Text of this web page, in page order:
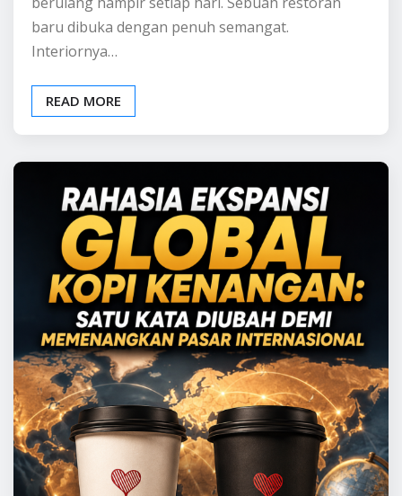
BELAJAR BISNIS INFO BISNIS
” Rahasia Ekspansi